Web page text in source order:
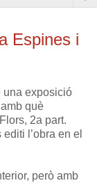
Espines i
una exposició
què
2a part.
l’obra en el
però amb